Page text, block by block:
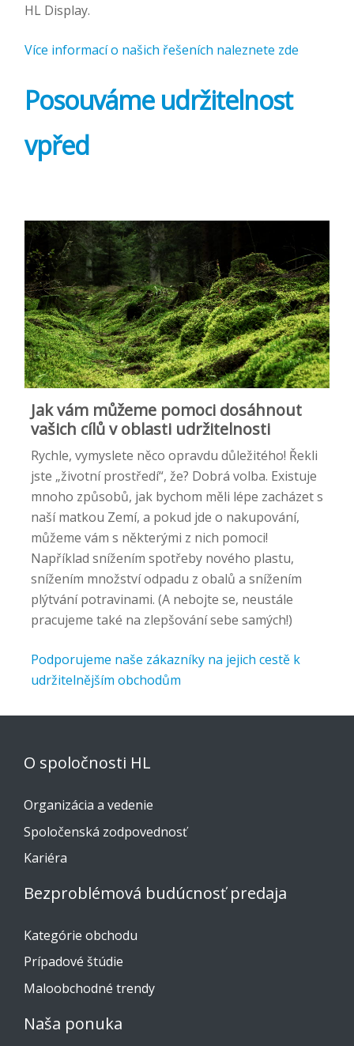
HL Display.
Více informací o našich řešeních naleznete zde
Posouváme udržitelnost
vpřed
Jak vám můžeme pomoci dosáhnout
vašich cílů v oblasti udržitelnosti
Rychle, vymyslete něco opravdu důležitého! Řekli
jste „životní prostředí“, že? Dobrá volba. Existuje
mnoho způsobů, jak bychom měli lépe zacházet s
naší matkou Zemí, a pokud jde o nakupování,
můžeme vám s některými z nich pomoci!
Například snížením spotřeby nového plastu,
snížením množství odpadu z obalů a snížením
plýtvání potravinami. (A nebojte se, neustále
pracujeme také na zlepšování sebe samých!)
Podporujeme naše zákazníky na jejich cestě k
udržitelnějším obchodům
O spoločnosti HL
Organizácia a vedenie
Spoločenská zodpovednosť
Kariéra
Bezproblémová budúcnosť predaja
Kategórie obchodu
Prípadové štúdie
Maloobchodné trendy
Naša ponuka